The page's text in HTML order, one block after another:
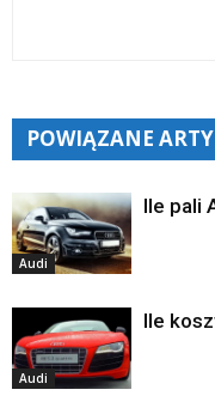
POWIĄZANE
Audi
Ile pali
Audi
Ile